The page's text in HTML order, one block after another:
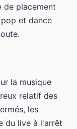
de placement
et dance
la musique
relatif des
les
du live à l'arrêt